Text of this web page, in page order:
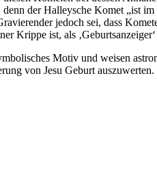
der Halleysche Komet „ist
jedoch sei, dass
Krippe ist, als
Motiv und weisen
von Jesu Geburt